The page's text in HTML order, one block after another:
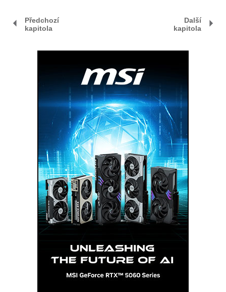
Předchozí
kapitola
Další
kapitola